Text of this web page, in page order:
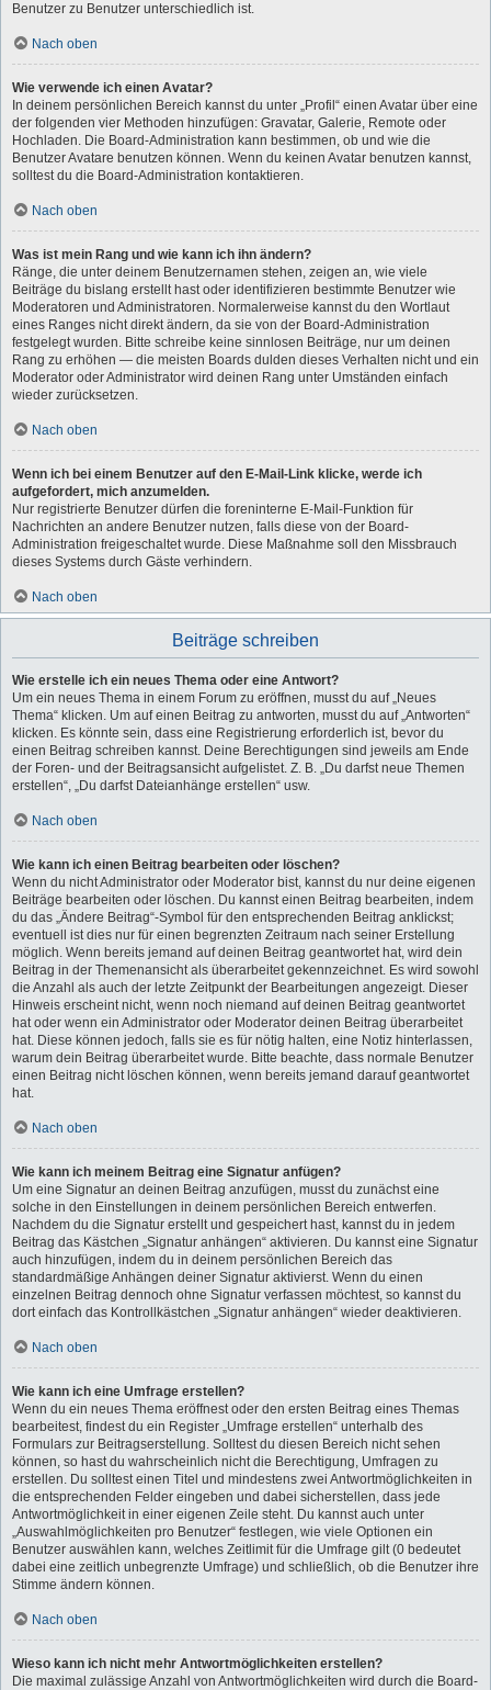
Benutzer zu Benutzer unterschiedlich ist.
Nach oben
Wie verwende ich einen Avatar?
In deinem persönlichen Bereich kannst du unter „Profil“ einen Avatar über eine
der folgenden vier Methoden hinzufügen: Gravatar, Galerie, Remote oder
Hochladen. Die Board-Administration kann bestimmen, ob und wie die
Benutzer Avatare benutzen können. Wenn du keinen Avatar benutzen kannst,
solltest du die Board-Administration kontaktieren.
Nach oben
Was ist mein Rang und wie kann ich ihn ändern?
Ränge, die unter deinem Benutzernamen stehen, zeigen an, wie viele
Beiträge du bislang erstellt hast oder identifizieren bestimmte Benutzer wie
Moderatoren und Administratoren. Normalerweise kannst du den Wortlaut
eines Ranges nicht direkt ändern, da sie von der Board-Administration
festgelegt wurden. Bitte schreibe keine sinnlosen Beiträge, nur um deinen
Rang zu erhöhen — die meisten Boards dulden dieses Verhalten nicht und ein
Moderator oder Administrator wird deinen Rang unter Umständen einfach
wieder zurücksetzen.
Nach oben
Wenn ich bei einem Benutzer auf den E-Mail-Link klicke, werde ich
aufgefordert, mich anzumelden.
Nur registrierte Benutzer dürfen die foreninterne E-Mail-Funktion für
Nachrichten an andere Benutzer nutzen, falls diese von der Board-
Administration freigeschaltet wurde. Diese Maßnahme soll den Missbrauch
dieses Systems durch Gäste verhindern.
Nach oben
Beiträge schreiben
Wie erstelle ich ein neues Thema oder eine Antwort?
Um ein neues Thema in einem Forum zu eröffnen, musst du auf „Neues
Thema“ klicken. Um auf einen Beitrag zu antworten, musst du auf „Antworten“
klicken. Es könnte sein, dass eine Registrierung erforderlich ist, bevor du
einen Beitrag schreiben kannst. Deine Berechtigungen sind jeweils am Ende
der Foren- und der Beitragsansicht aufgelistet. Z. B. „Du darfst neue Themen
erstellen“, „Du darfst Dateianhänge erstellen“ usw.
Nach oben
Wie kann ich einen Beitrag bearbeiten oder löschen?
Wenn du nicht Administrator oder Moderator bist, kannst du nur deine eigenen
Beiträge bearbeiten oder löschen. Du kannst einen Beitrag bearbeiten, indem
du das „Ändere Beitrag“-Symbol für den entsprechenden Beitrag anklickst;
eventuell ist dies nur für einen begrenzten Zeitraum nach seiner Erstellung
möglich. Wenn bereits jemand auf deinen Beitrag geantwortet hat, wird dein
Beitrag in der Themenansicht als überarbeitet gekennzeichnet. Es wird sowohl
die Anzahl als auch der letzte Zeitpunkt der Bearbeitungen angezeigt. Dieser
Hinweis erscheint nicht, wenn noch niemand auf deinen Beitrag geantwortet
hat oder wenn ein Administrator oder Moderator deinen Beitrag überarbeitet
hat. Diese können jedoch, falls sie es für nötig halten, eine Notiz hinterlassen,
warum dein Beitrag überarbeitet wurde. Bitte beachte, dass normale Benutzer
einen Beitrag nicht löschen können, wenn bereits jemand darauf geantwortet
hat.
Nach oben
Wie kann ich meinem Beitrag eine Signatur anfügen?
Um eine Signatur an deinen Beitrag anzufügen, musst du zunächst eine
solche in den Einstellungen in deinem persönlichen Bereich entwerfen.
Nachdem du die Signatur erstellt und gespeichert hast, kannst du in jedem
Beitrag das Kästchen „Signatur anhängen“ aktivieren. Du kannst eine Signatur
auch hinzufügen, indem du in deinem persönlichen Bereich das
standardmäßige Anhängen deiner Signatur aktivierst. Wenn du einen
einzelnen Beitrag dennoch ohne Signatur verfassen möchtest, so kannst du
dort einfach das Kontrollkästchen „Signatur anhängen“ wieder deaktivieren.
Nach oben
Wie kann ich eine Umfrage erstellen?
Wenn du ein neues Thema eröffnest oder den ersten Beitrag eines Themas
bearbeitest, findest du ein Register „Umfrage erstellen“ unterhalb des
Formulars zur Beitragserstellung. Solltest du diesen Bereich nicht sehen
können, so hast du wahrscheinlich nicht die Berechtigung, Umfragen zu
erstellen. Du solltest einen Titel und mindestens zwei Antwortmöglichkeiten in
die entsprechenden Felder eingeben und dabei sicherstellen, dass jede
Antwortmöglichkeit in einer eigenen Zeile steht. Du kannst auch unter
„Auswahlmöglichkeiten pro Benutzer“ festlegen, wie viele Optionen ein
Benutzer auswählen kann, welches Zeitlimit für die Umfrage gilt (0 bedeutet
dabei eine zeitlich unbegrenzte Umfrage) und schließlich, ob die Benutzer ihre
Stimme ändern können.
Nach oben
Wieso kann ich nicht mehr Antwortmöglichkeiten erstellen?
Die maximal zulässige Anzahl von Antwortmöglichkeiten wird durch die Board-